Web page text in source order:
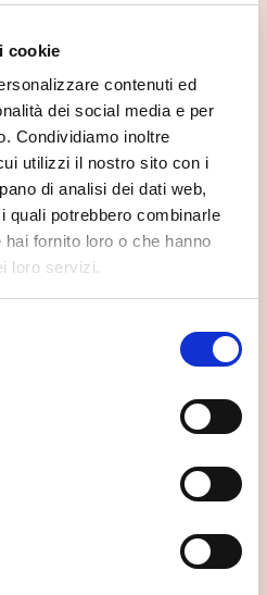
cookie
contenuti ed
dei social media e per
Condividiamo inoltre
utilizzi il nostro sito con i
di analisi dei dati web,
quali potrebbero combinarle
fornito loro o che hanno
loro servizi.